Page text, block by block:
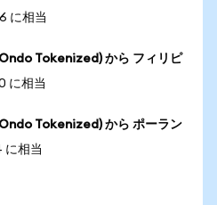
に相当
Tokenized) から フィリピ
に相当
Tokenized) から ポーラン
に相当